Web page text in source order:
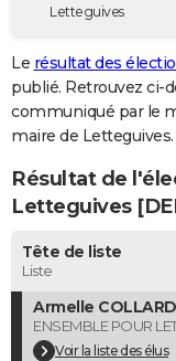
Destinations
City break
Voyage nature
Voyage de noces
Forum
GUIDES D'ACHAT
BONS PLANS
Carte de Noël
Carte Bonne année
Carte Saint-Valentin
Carte Pâques
Carte d'anniversaire
DICTIONNAIRE
Dictionnaire
Biographies
Citations
Expressions
Proverbes
PROGRAMME TV
COPAINS D'AVANT
S'inscrire
Se connecter
Lycées
Collèges
Primaires
Universités
Entreprises
Service militaire
Avis de recherche
AVIS DE DÉCÈS
Letteguives
Le résultat des
publié. Retrouvez ci-
communiqué par le
maire de Letteguives.
Résultat de
Letteguives
Tête de liste
Liste
Armelle COLLARD
ENSEMBLE POUR
Voir la liste des élus